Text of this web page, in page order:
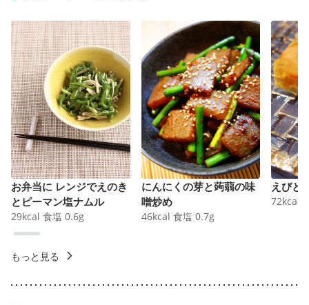
お弁当に レンジでえのき
とピーマン塩ナムル
29kcal 食塩 0.6g
にんにくの芽と蒟蒻の味
噌炒め
46kcal 食塩 0.7g
えびと
72kcal
もっと見る